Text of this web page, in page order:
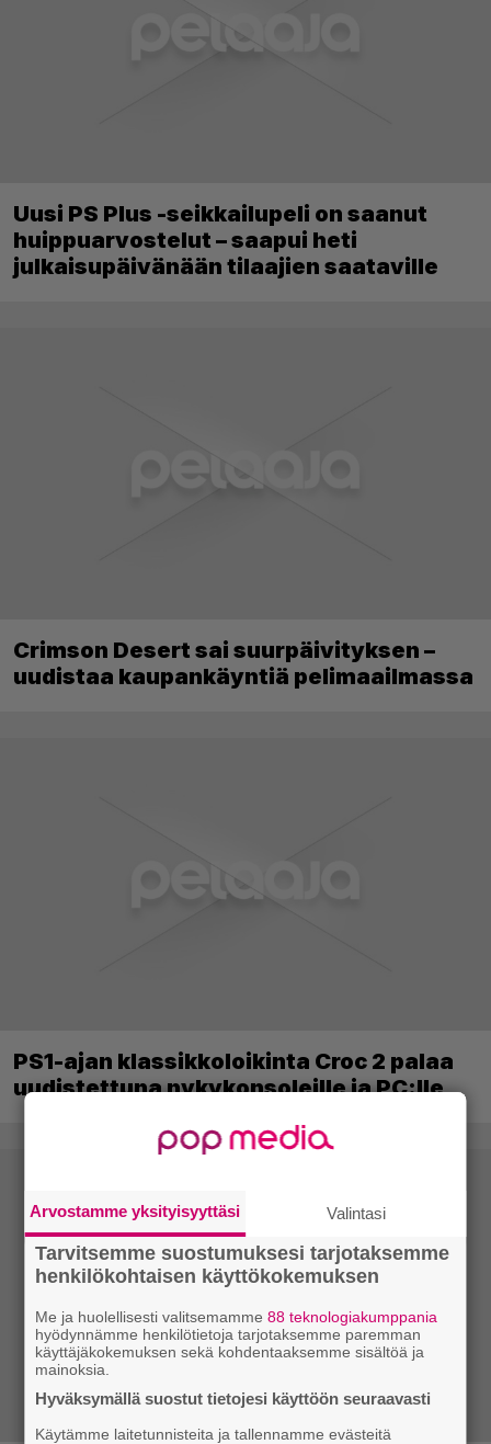
Uusi PS Plus -seikkailupeli on saanut
huippuarvostelut – saapui heti
julkaisupäivänään tilaajien saataville
Crimson Desert sai suurpäivityksen –
uudistaa kaupankäyntiä pelimaailmassa
PS1-ajan klassikkoloikinta Croc 2 palaa
uudistettuna nykykonsoleille ja PC:lle
Arvostamme yksityisyyttäsi Valintasi
Tarvitsemme suostumuksesi tarjotaksemme
henkilökohtaisen käyttökokemuksen
Me ja huolellisesti valitsemamme88 teknologiakumppania
hyödynnämme henkilötietoja tarjotaksemme paremman
käyttäjäkokemuksen sekä kohdentaaksemme sisältöä ja
mainoksia.
Hyväksymällä suostut tietojesi käyttöön seuraavasti
Käytämme laitetunnisteita ja tallennamme evästeitä